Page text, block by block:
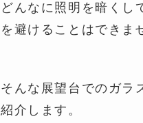
どんなに照明を暗くし
を避けることはできま
そんな展望台でのガラ
紹介します。